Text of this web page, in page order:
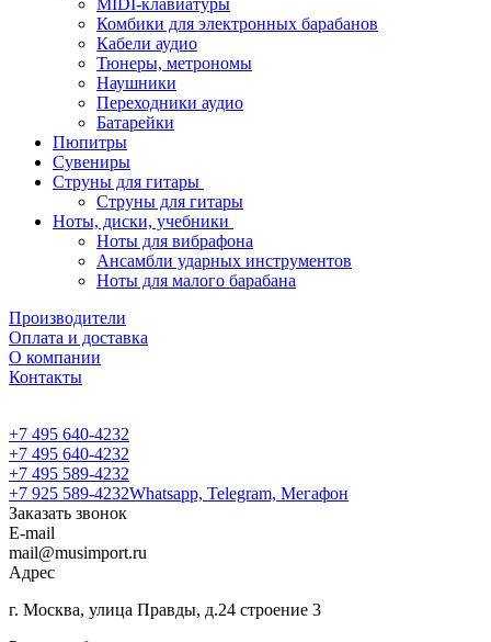
MIDI-клавиатуры
Комбики для электронных барабанов
Кабели аудио
Тюнеры, метрономы
Наушники
Переходники аудио
Батарейки
Пюпитры
Сувениры
Струны для гитары
Струны для гитары
Ноты, диски, учебники
Ноты для вибрафона
Ансамбли ударных инструментов
Ноты для малого барабана
Производители
Оплата и доставка
О компании
Контакты
+7 495 640-4232
+7 495 640-4232
+7 495 589-4232
+7 925 589-4232Whatsapp, Telegram, Мегафон
Заказать звонок
E-mail
mail@musimport.ru
Адрес
г. Москва, улица Правды, д.24 строение 3